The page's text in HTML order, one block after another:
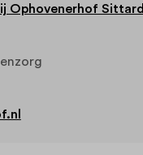
Ophovenerhof Sittard